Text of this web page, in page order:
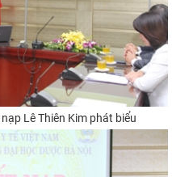
Lê Thiên Kim phát biểu